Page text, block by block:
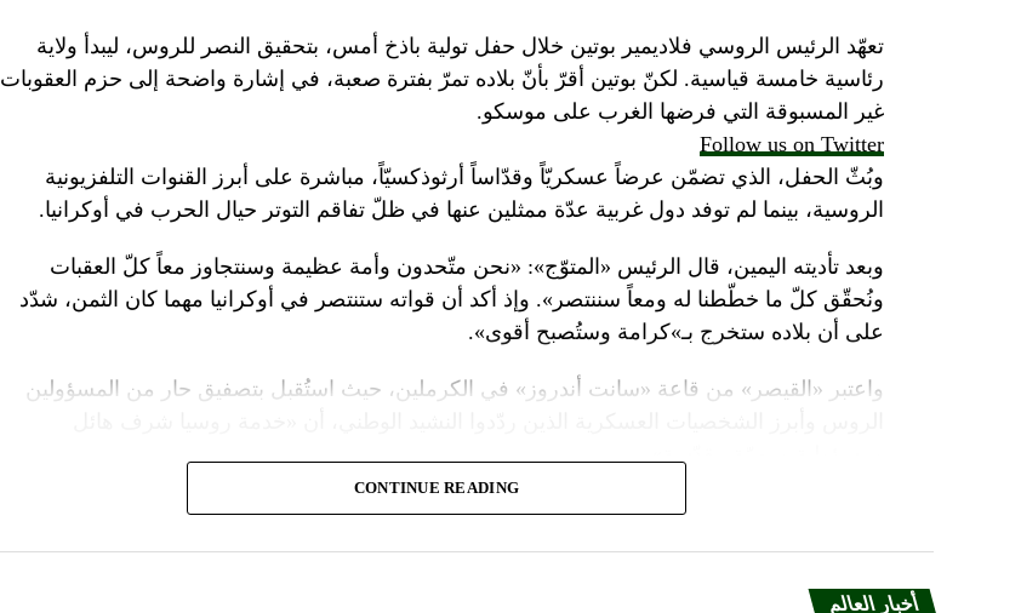
تعهّد الرئيس الروسي فلاديمير بوتين خلال حفل تولية باذخ أمس، بتحقيق النصر للروس، ليبدأ ولاية
رئاسية خامسة قياسية. لكنّ بوتين أقرّ بأنّ بلاده تمرّ بفترة صعبة، في إشارة واضحة إلى حزم العقوبات
غير المسبوقة التي فرضها الغرب على موسكو.
Follow us on Twitter
وبُثّ الحفل، الذي تضمّن عرضاً عسكريّاً وقدّاساً أرثوذكسيّاً، مباشرة على أبرز القنوات التلفزيونية
الروسية، بينما لم توفد دول غربية عدّة ممثلين عنها في ظلّ تفاقم التوتر حيال الحرب في أوكرانيا.
وبعد تأديته اليمين، قال الرئيس «المتوّج»: «نحن متّحدون وأمة عظيمة وسنتجاوز معاً كلّ العقبات
ونُحقّق كلّ ما خطّطنا له ومعاً سننتصر». وإذ أكد أن قواته ستنتصر في أوكرانيا مهما كان الثمن، شدّد
على أن بلاده ستخرج بـ»كرامة وستُصبح أقوى».
واعتبر «القيصر» من قاعة «سانت أندروز» في الكرملين، حيث استُقبل بتصفيق حار من المسؤولين
وبعدما وقف بمفرده تحت المطر بينما شاهد عرضاً عسكريّاً، باركه رئيس الكنيسة الأرثوذكسية الروسية
CONTINUE READING
أخبار العالم